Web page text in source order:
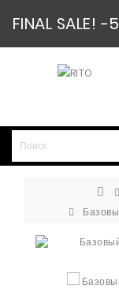
FINAL